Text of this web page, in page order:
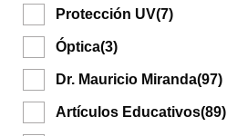
Protección UV(7)
Óptica(3)
Dr. Mauricio Miranda(97)
Artículos Educativos(89)